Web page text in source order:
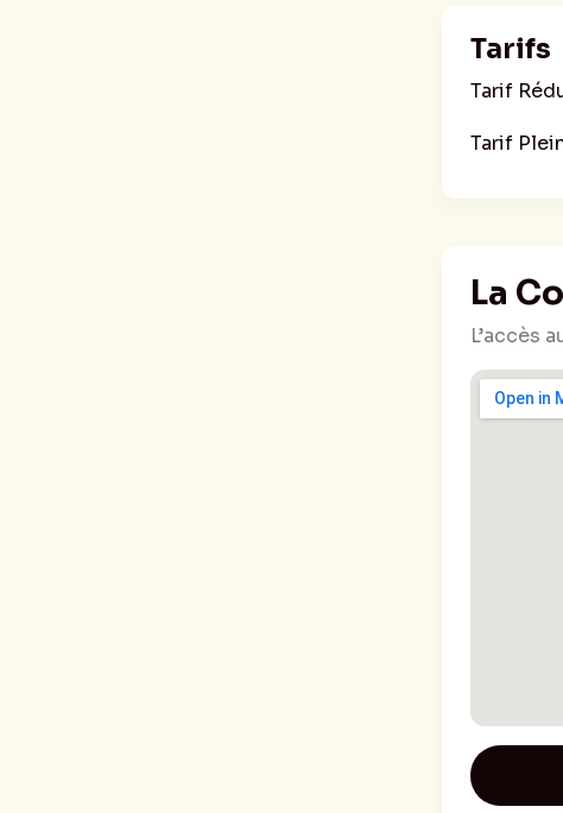
Tarifs
Tarif
Tarif
La
L’accès